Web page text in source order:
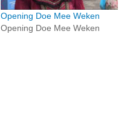
Opening Doe Mee Weken
Opening Doe Mee Weken